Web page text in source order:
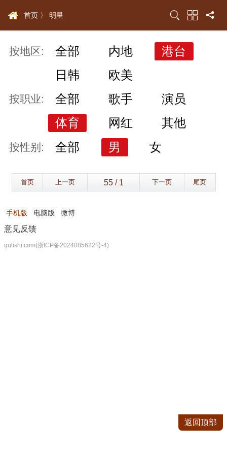
首页 〉 明星
按地区: 全部 内地
港台
日韩
欧美
按职业: 全部 歌手
演员
体育
网红 其他
按性别: 全部 男 女
首页 上一页 下一页 尾页
手机版 电脑版 微博
意见反馈
qulishi.com(浙ICP备2024085622号-4)
返回顶部